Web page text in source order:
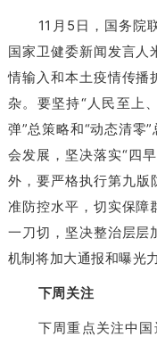
11月5日，国务院
国家卫健委新闻发言人
情输入和本土疫情传播
杂。要坚持“人民至上
弹”总策略和“动态清零
会发展，坚决落实“四
外，要严格执行第九版
准防控水平，切实保障
一刀切，坚决整治层层
机制将加大通报和曝光力
下周关注
下周重点关注中